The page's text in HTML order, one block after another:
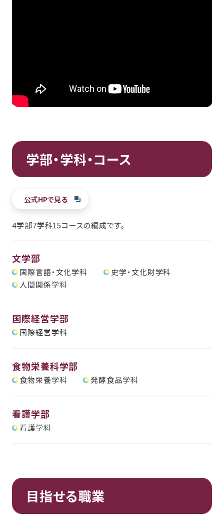
学部・学科・コース
公式HPで見る
4学部7学科15コースの編成です。
文学部
国際言語・文化学科
史学・文化財学科
人間関係学科
国際経営学部
国際経営学科
食物栄養科学部
食物栄養学科 発酵食品学科
看護学部
看護学科
目指せる職業